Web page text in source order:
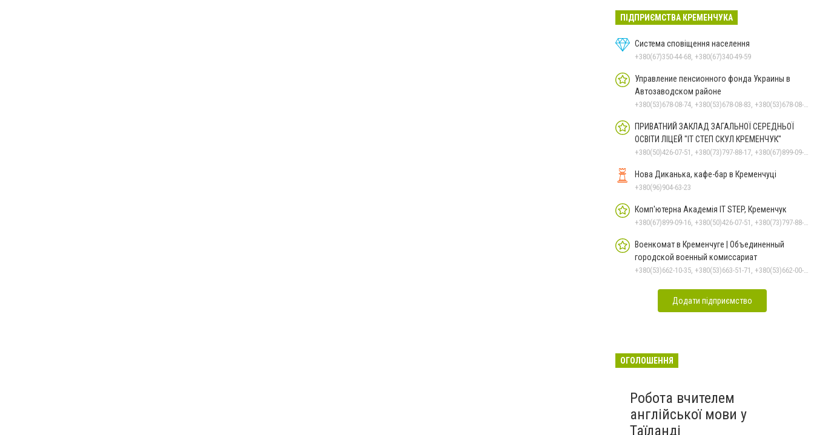
ПІДПРИЄМСТВА КРЕМЕНЧУКА
Система сповіщення населення
+380(67)350-44-68, +380(67)340-49-59
Управление пенсионного фонда Украины в
Автозаводском районе
+380(53)678-08-74, +380(53)678-08-83, +380(53)678-08-41, +380(53)678-08-86, +380(53)678-09-05
ПРИВАТНИЙ ЗАКЛАД ЗАГАЛЬНОЇ СЕРЕДНЬОЇ
ОСВІТИ ЛІЦЕЙ "ІТ СТЕП СКУЛ КРЕМЕНЧУК"
+380(50)426-07-51, +380(73)797-88-17, +380(67)899-09-16
Нова Диканька, кафе-бар в Кременчуці
+380(96)904-63-23
Комп'ютерна Академія IT STEP, Кременчук
+380(67)899-09-16, +380(50)426-07-51, +380(73)797-88-17
Военкомат в Кременчуге | Объединенный
городской военный комиссариат
+380(53)662-10-35, +380(53)663-51-71, +380(53)662-00-54
Додати підприємство
ОГОЛОШЕННЯ
Робота вчителем
англійської мови у
Таїланді